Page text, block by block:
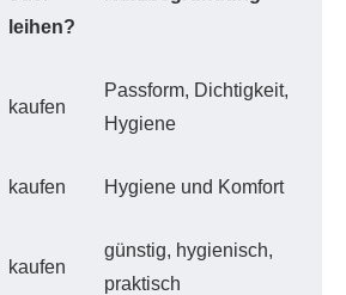
leihen?
kaufen
Passform, Dichtigkeit,
Hygiene
kaufen Hygiene und Komfort
kaufen
günstig, hygienisch,
praktisch